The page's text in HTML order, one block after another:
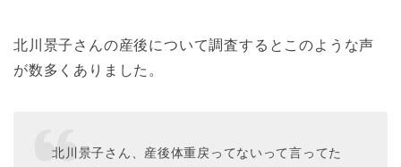
北川景子さんの産後について調査するとこのような声
が数多くありました。
北川景子さん、産後体重戻ってないって言ってた